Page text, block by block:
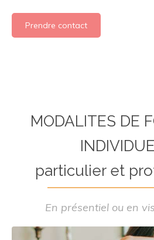
Prendre contact
MODALITES DE
particulier et
En présentiel ou en